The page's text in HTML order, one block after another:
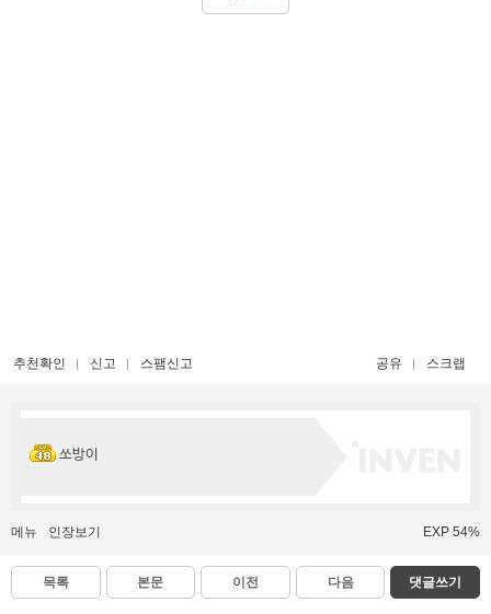
추천확인 신고 스팸신고 공유 스크랩
쏘방이
메뉴 인장보기 EXP 54%
목록 본문 이전 다음 댓글쓰기